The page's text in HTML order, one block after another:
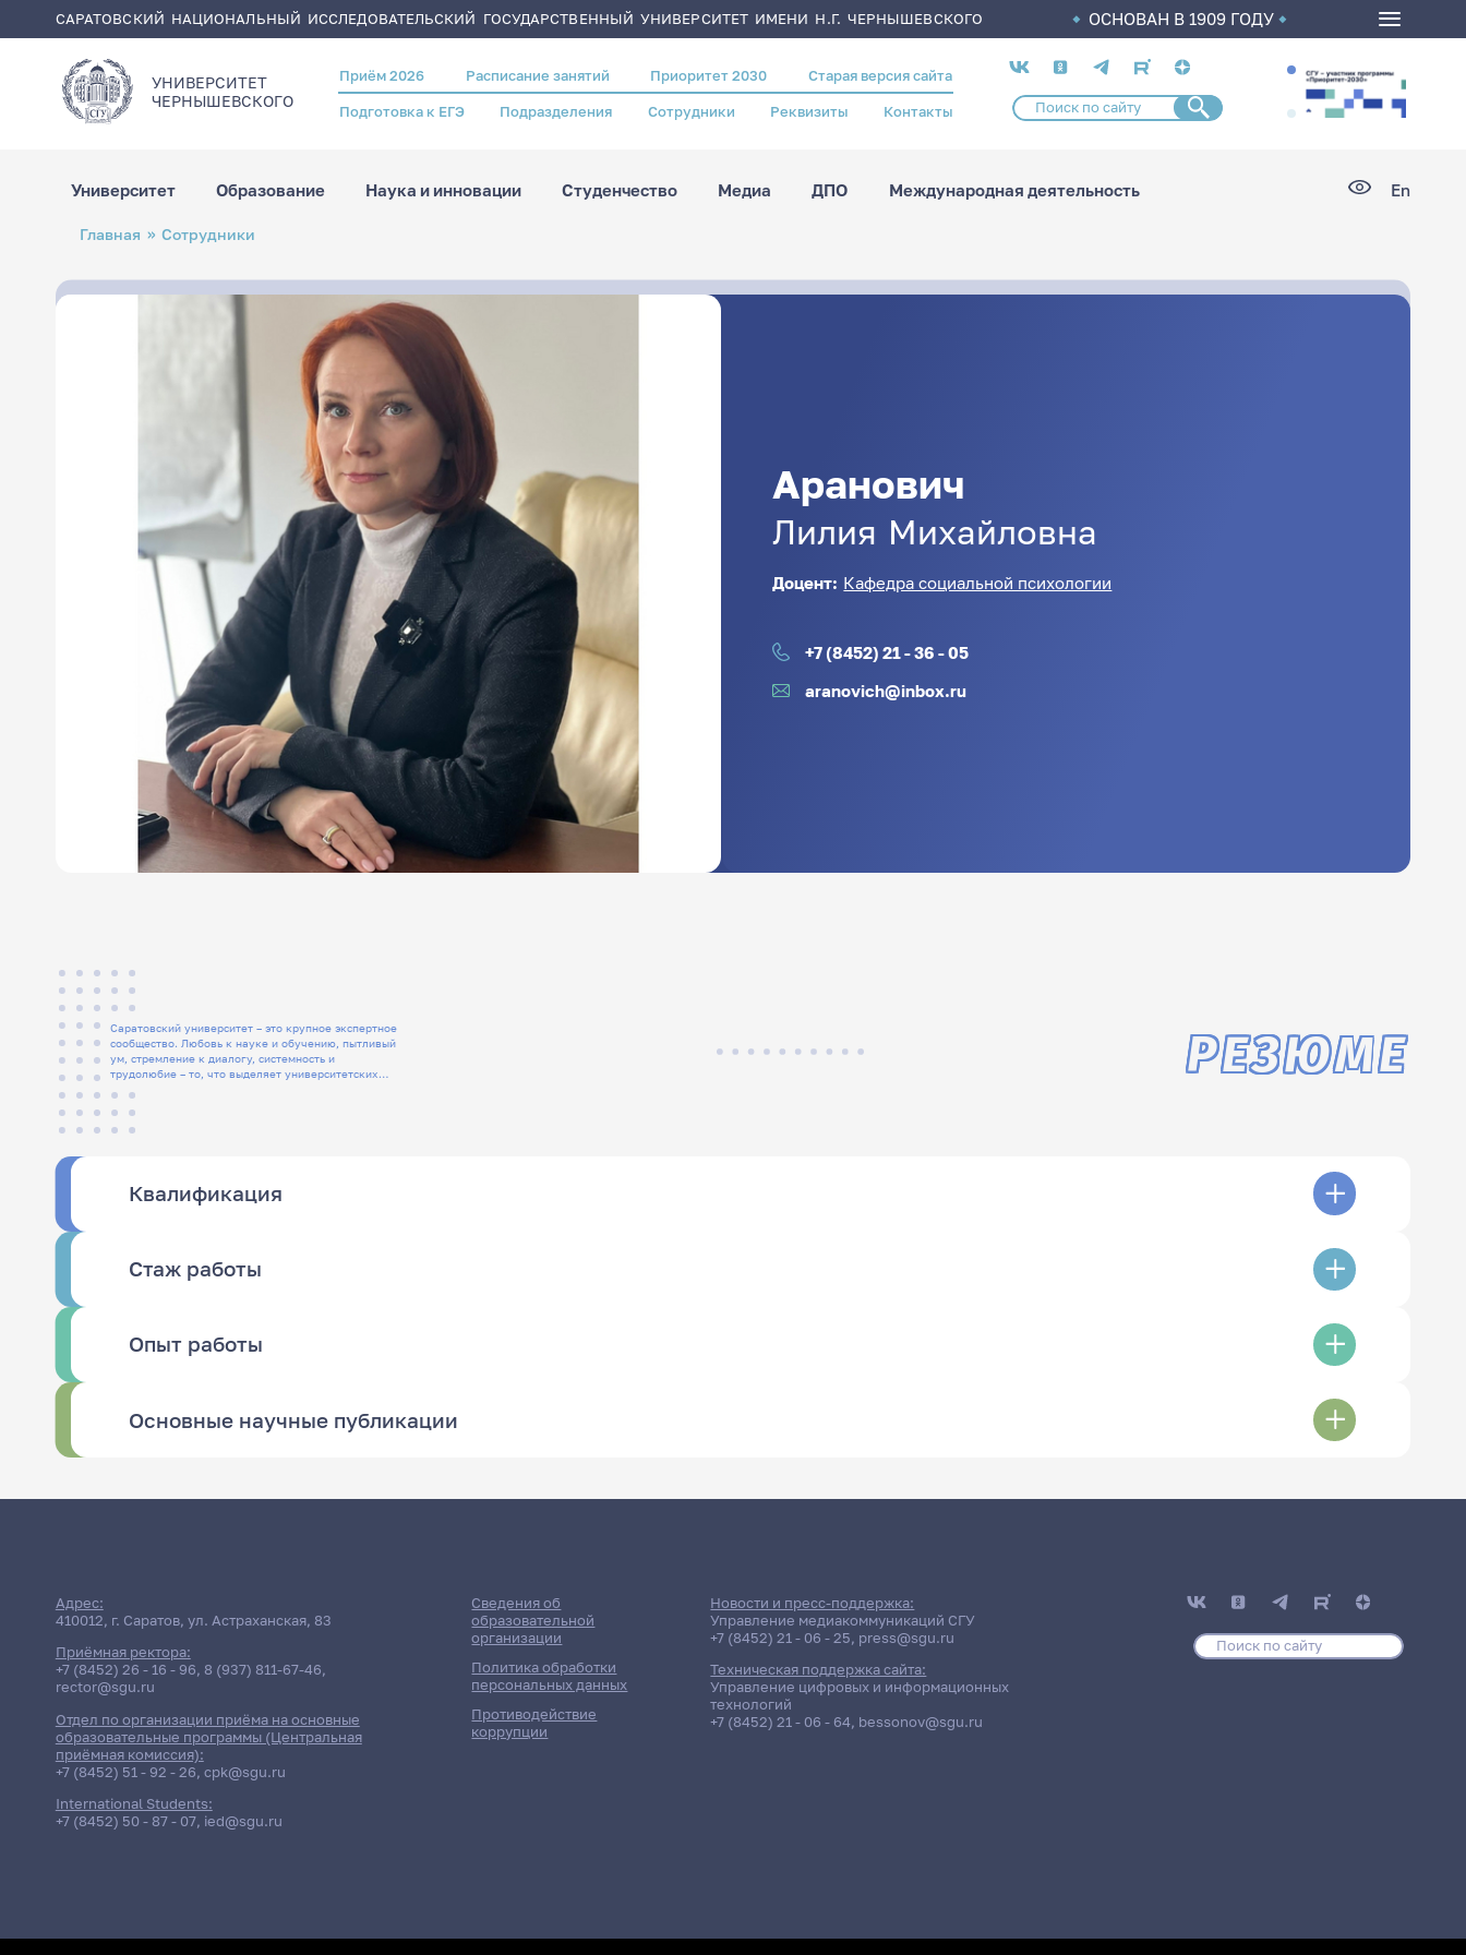
САРАТОВСКИЙ НАЦИОНАЛЬНЫЙ ИССЛЕДОВАТЕЛЬСКИЙ ГОСУДАРСТВЕННЫЙ УНИВЕРСИТЕТ ИМЕНИ Н.Г. ЧЕРНЫШЕВСКОГО ОСНОВАН В 1909 ГОДУ
УНИВЕРСИТЕТ
ЧЕРНЫШЕВСКОГO
Header
menu
Приём 2026 Расписание занятий Приоритет 2030 Старая версия сайта
Подготовка к ЕГЭ Подразделения Сотрудники Реквизиты Контакты
Социальные
сети
Университет Образование Наука и инновации Студенчество Медиа ДПО Международная деятельность En
Строка
навигации
Главная Сотрудники
Аранович
Лилия Михайловна
Доцент: Кафедра социальной психологии
+7 (8452) 21 - 36 - 05
aranovich@inbox.ru
Саратовский университет – это крупное экспертное
сообщество. Любовь к науке и обучению, пытливый
ум, стремление к диалогу, системность и
трудолюбие – то, что выделяет университетских
РЕЗЮМЕ
Квалификация
Стаж работы
Опыт работы
Основные научные публикации
Адрес:
410012, г. Саратов, ул. Астраханская, 83
Приёмная ректора:
+7 (8452) 26 - 16 - 96, 8 (937) 811-67-46,
rector@sgu.ru
Отдел по организации приёма на основные
образовательные программы (Центральная
приёмная комиссия):
+7 (8452) 51 - 92 - 26, cpk@sgu.ru
International Students:
+7 (8452) 50 - 87 - 07, ied@sgu.ru
Сведения об
образовательной
организации
Политика обработки
персональных данных
Противодействие
коррупции
Новости и пресс-поддержка:
Управление медиакоммуникаций СГУ
+7 (8452) 21 - 06 - 25, press@sgu.ru
Техническая поддержка сайта:
Управление цифровых и информационных
технологий
+7 (8452) 21 - 06 - 64, bessonov@sgu.ru